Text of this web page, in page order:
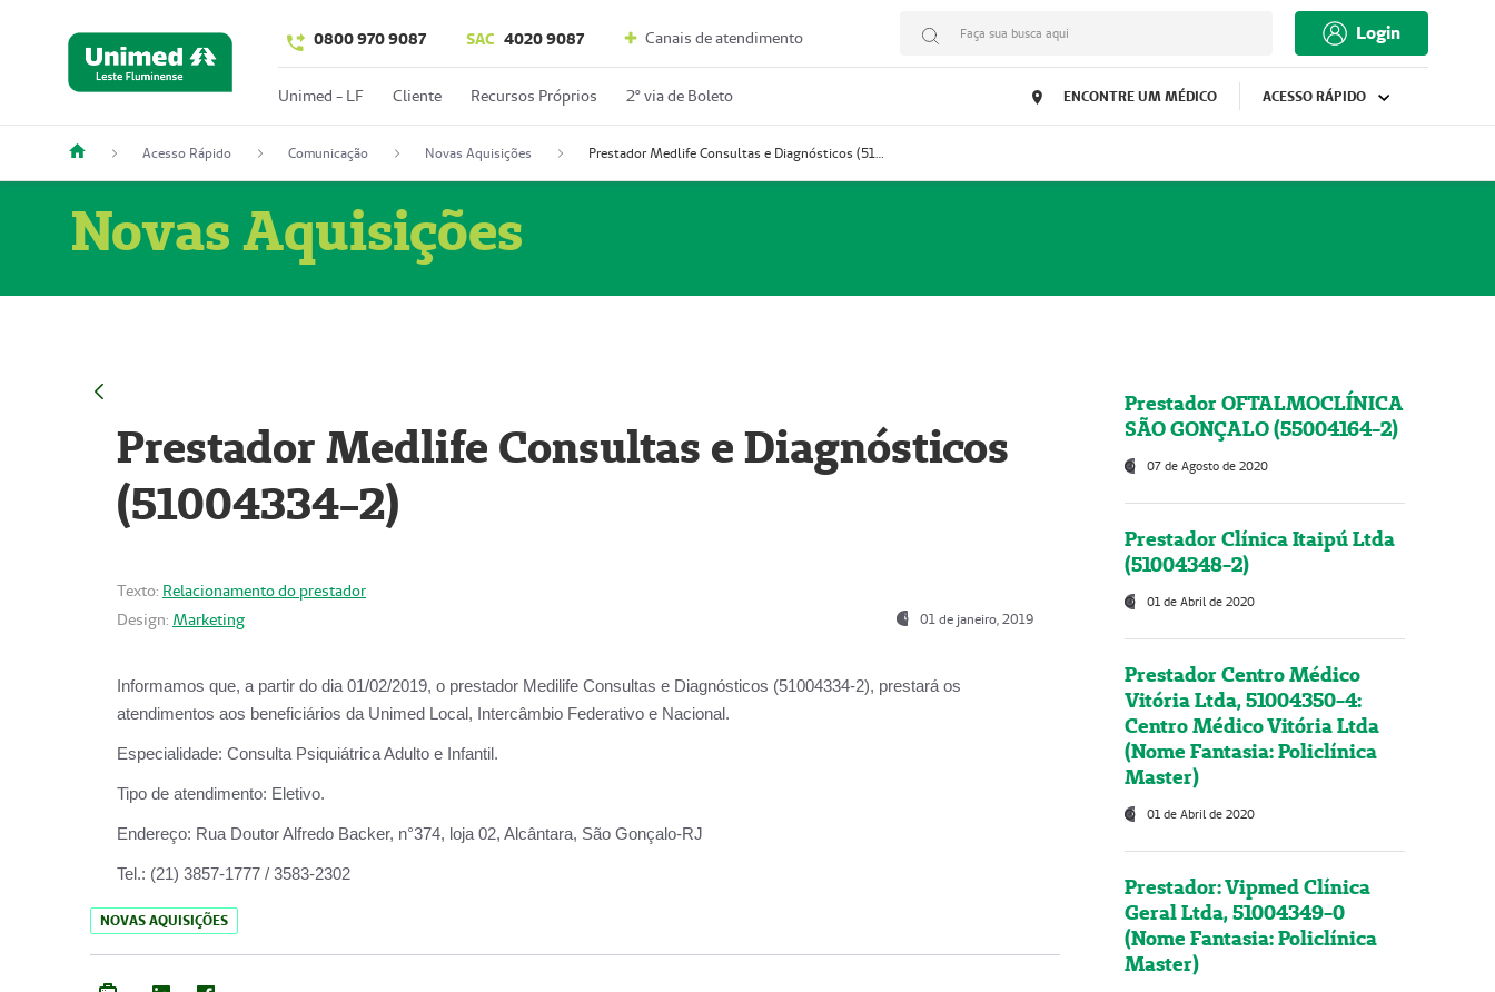
0800 970 9087 SAC 4020 9087 Canais de atendimento Faça sua busca aqui Login
Unimed - LF Cliente Recursos Próprios 2º via de Boleto ENCONTRE UM MÉDICO ACESSO RÁPIDO
Acesso Rápido Comunicação Novas Aquisições Prestador Medlife Consultas e Diagnósticos (51004334-2)
Novas Aquisições
Prestador Medlife Consultas e Diagnósticos
(51004334-2)
Texto: Relacionamento do prestador
Design: Marketing 01 de janeiro, 2019
Informamos que, a partir do dia 01/02/2019, o prestador Medilife Consultas e Diagnósticos (51004334-2), prestará os
atendimentos aos beneficiários da Unimed Local, Intercâmbio Federativo e Nacional.
Especialidade: Consulta Psiquiátrica Adulto e Infantil.
Tipo de atendimento: Eletivo.
Endereço: Rua Doutor Alfredo Backer, n°374, loja 02, Alcântara, São Gonçalo-RJ
Tel.: (21) 3857-1777 / 3583-2302
NOVAS AQUISIÇÕES
Prestador OFTALMOCLÍNICA
SÃO GONÇALO (55004164-2)
07 de Agosto de 2020
Prestador Clínica Itaipú Ltda
(51004348-2)
01 de Abril de 2020
Prestador Centro Médico
Vitória Ltda, 51004350-4:
Centro Médico Vitória Ltda
(Nome Fantasia: Policlínica
Master)
01 de Abril de 2020
Prestador: Vipmed Clínica
Geral Ltda, 51004349-0
(Nome Fantasia: Policlínica
Master)